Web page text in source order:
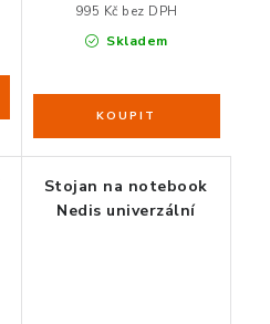
Skladem
995 Kč bez DPH
Stojan na notebook
Nedis univerzální